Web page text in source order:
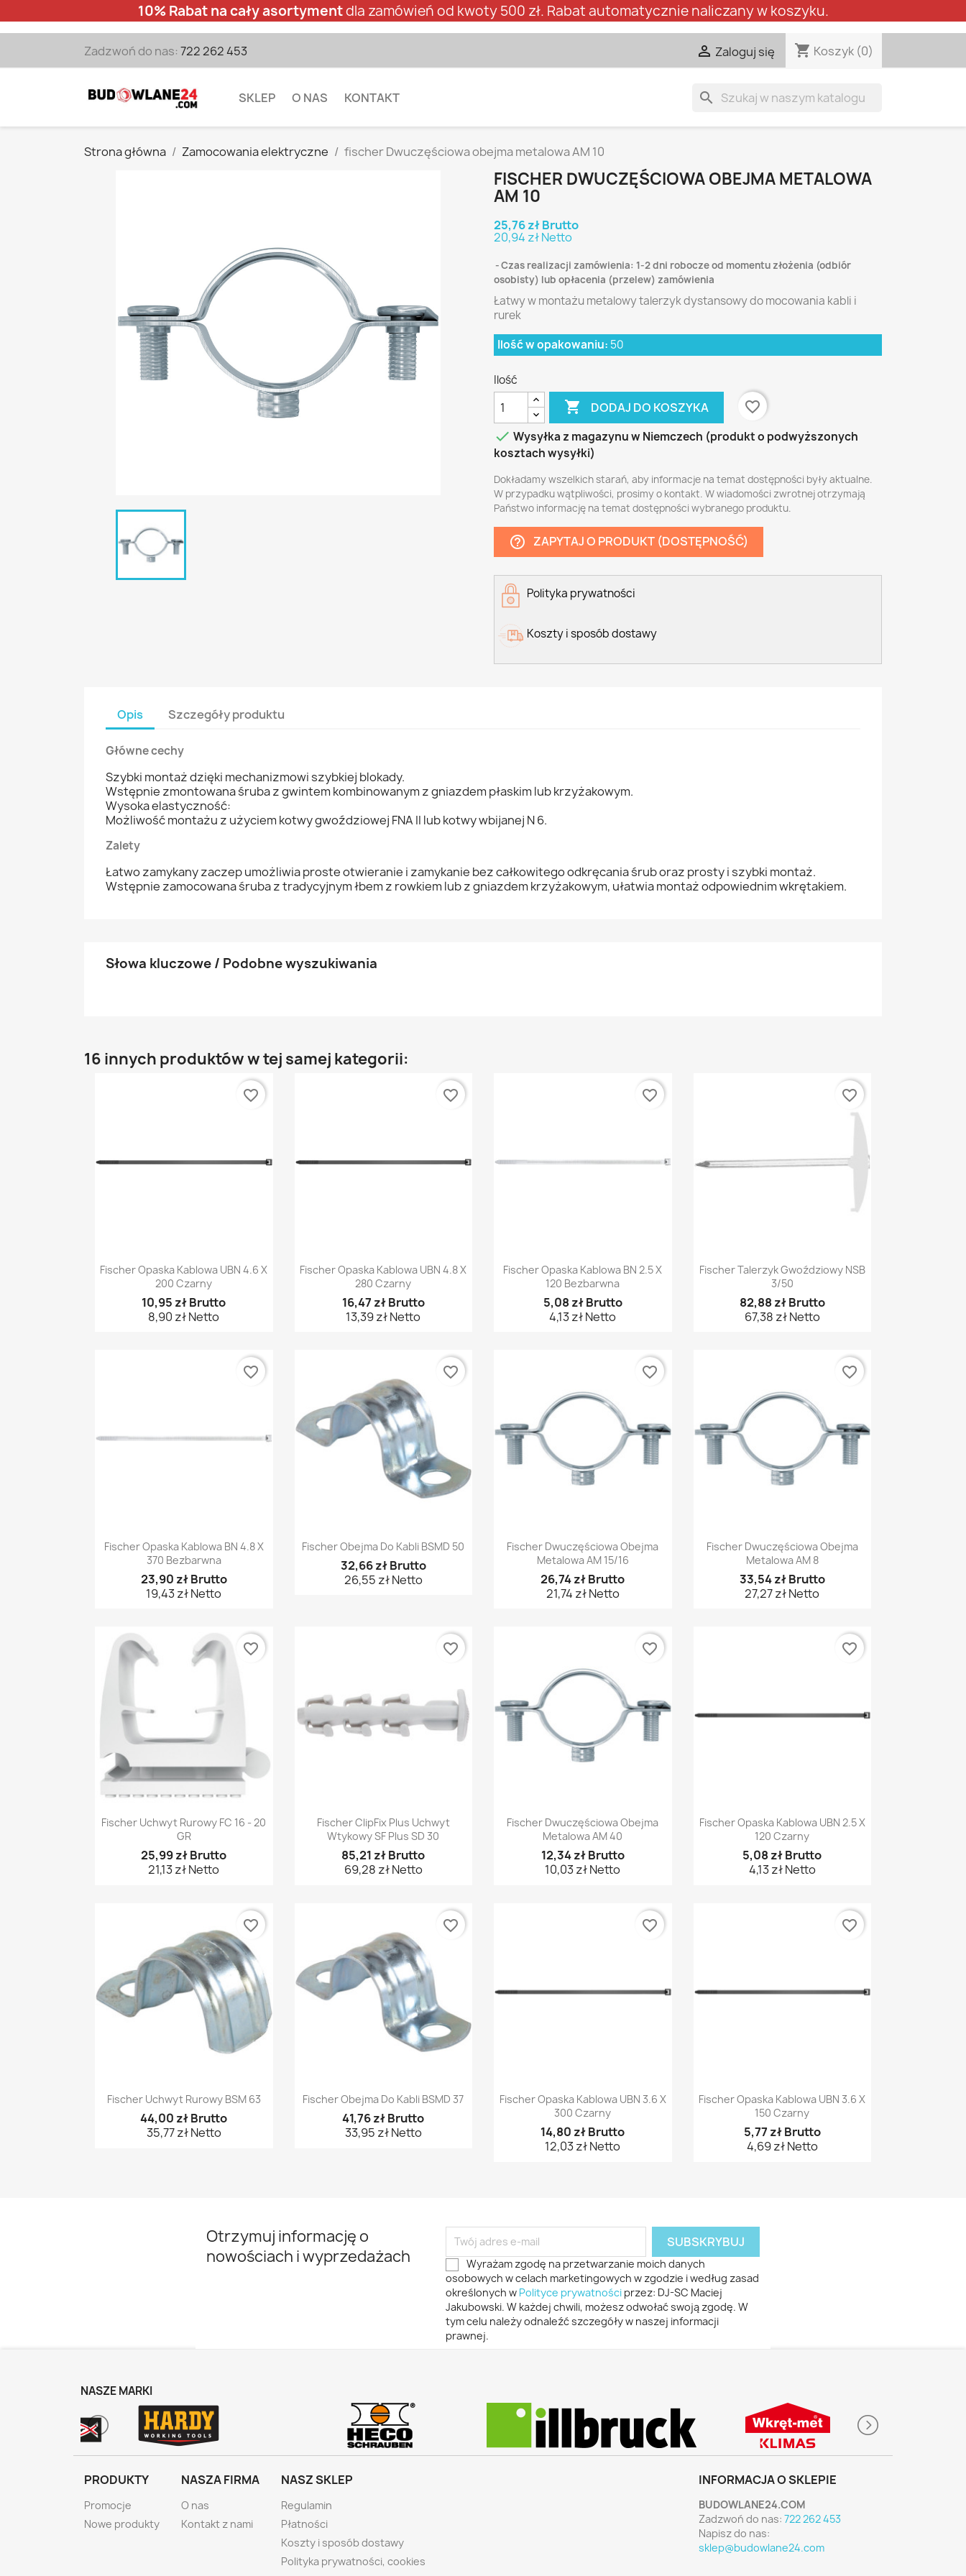
10% Rabat na cały asortymentdla zamówień od kwoty 500 zł. Rabat automatycznie naliczany w koszyku.
Zadzwoń do nas: 722 262 453  Zaloguj się shopping_cart Koszyk (0)
SKLEP O NAS KONTAKT search
Strona główna Zamocowania elektryczne fischer Dwuczęściowa obejma metalowa AM 10
FISCHER DWUCZĘŚCIOWA OBEJMA METALOWA
AM 10
25,76 zł Brutto
20,94 zł Netto
Czas realizacji zamówienia: 1-2 dni robocze od momentu złożenia (odbiór
osobisty) lub opłacenia (przelew) zamówienia
Łatwy w montażu metalowy talerzyk dystansowy do mocowania kabli i
rurek
Ilość w opakowaniu: 50
Ilość
 DODAJ DO KOSZYKA
favorite_border
 Wysyłka z magazynu w Niemczech (produkt o podwyższonych
kosztach wysyłki)
Dokładamy wszelkich starań, aby informacje na temat dostępności były aktualne.
W przypadku wątpliwości, prosimy o kontakt. W wiadomości zwrotnej otrzymają
Państwo informację na temat dostępności wybranego produktu.
help_outline ZAPYTAJ O PRODUKT (DOSTĘPNOŚĆ)
Polityka prywatności
Koszty i sposób dostawy
Opis Szczegóły produktu
Główne cechy
Szybki montaż dzięki mechanizmowi szybkiej blokady.
Wstępnie zmontowana śruba z gwintem kombinowanym z gniazdem płaskim lub krzyżakowym.
Wysoka elastyczność:
Możliwość montażu z użyciem kotwy gwoździowej FNA II lub kotwy wbijanej N 6.
Zalety
Łatwo zamykany zaczep umożliwia proste otwieranie i zamykanie bez całkowitego odkręcania śrub oraz prosty i szybki montaż.
Wstępnie zamocowana śruba z tradycyjnym łbem z rowkiem lub z gniazdem krzyżakowym, ułatwia montaż odpowiednim wkrętakiem.
Słowa kluczowe / Podobne wyszukiwania
16 innych produktów w tej samej kategorii:
Szybki podgląd
Fischer Opaska Kablowa UBN 4.6 X
200 Czarny
10,95 zł Brutto
8,90 zł Netto
favorite_border
Szybki podgląd
Fischer Opaska Kablowa UBN 4.8 X
280 Czarny
16,47 zł Brutto
13,39 zł Netto
favorite_border
Szybki podgląd
Fischer Opaska Kablowa BN 2.5 X
120 Bezbarwna
5,08 zł Brutto
4,13 zł Netto
favorite_border
Szybki podgląd
Fischer Talerzyk Gwoździowy NSB
3/50
82,88 zł Brutto
67,38 zł Netto
favorite_border
Szybki podgląd
Fischer Opaska Kablowa BN 4.8 X
370 Bezbarwna
23,90 zł Brutto
19,43 zł Netto
favorite_border
Szybki podgląd
Fischer Obejma Do Kabli BSMD 50
32,66 zł Brutto
26,55 zł Netto
favorite_border
Szybki podgląd
Fischer Dwuczęściowa Obejma
Metalowa AM 15/16
26,74 zł Brutto
21,74 zł Netto
favorite_border
Szybki podgląd
Fischer Dwuczęściowa Obejma
Metalowa AM 8
33,54 zł Brutto
27,27 zł Netto
favorite_border
Szybki podgląd
Fischer Uchwyt Rurowy FC 16 - 20
GR
25,99 zł Brutto
21,13 zł Netto
favorite_border
Szybki podgląd
Fischer ClipFix Plus Uchwyt
Wtykowy SF Plus SD 30
85,21 zł Brutto
69,28 zł Netto
favorite_border
Szybki podgląd
Fischer Dwuczęściowa Obejma
Metalowa AM 40
12,34 zł Brutto
10,03 zł Netto
favorite_border
Szybki podgląd
Fischer Opaska Kablowa UBN 2.5 X
120 Czarny
5,08 zł Brutto
4,13 zł Netto
favorite_border
 Szybki podgląd
Fischer Uchwyt Rurowy BSM 63
44,00 zł Brutto
35,77 zł Netto
favorite_border
Szybki podgląd
Fischer Obejma Do Kabli BSMD 37
41,76 zł Brutto
33,95 zł Netto
favorite_border
Szybki podgląd
Fischer Opaska Kablowa UBN 3.6 X
300 Czarny
14,80 zł Brutto
12,03 zł Netto
favorite_border
Szybki podgląd
Fischer Opaska Kablowa UBN 3.6 X
150 Czarny
5,77 zł Brutto
4,69 zł Netto
favorite_border
Otrzymuj informację o
nowościach i wyprzedażach
Wyrażam zgodę na przetwarzanie moich danych
osobowych w celach marketingowych w zgodzie i według zasad
określonych w Polityce prywatności przez: DJ-SC Maciej
Jakubowski. W każdej chwili, możesz odwołać swoją zgodę. W
tym celu należy odnaleźć szczegóły w naszej informacji
prawnej.
NASZE MARKI
PRODUKTY
Promocje
Nowe produkty
NASZA FIRMA
O nas
Kontakt z nami
NASZ SKLEP
Regulamin
Płatności
Koszty i sposób dostawy
Polityka prywatności, cookies
INFORMACJA O SKLEPIE
BUDOWLANE24.COM
Zadzwoń do nas: 722 262 453
Napisz do nas:
sklep@budowlane24.com